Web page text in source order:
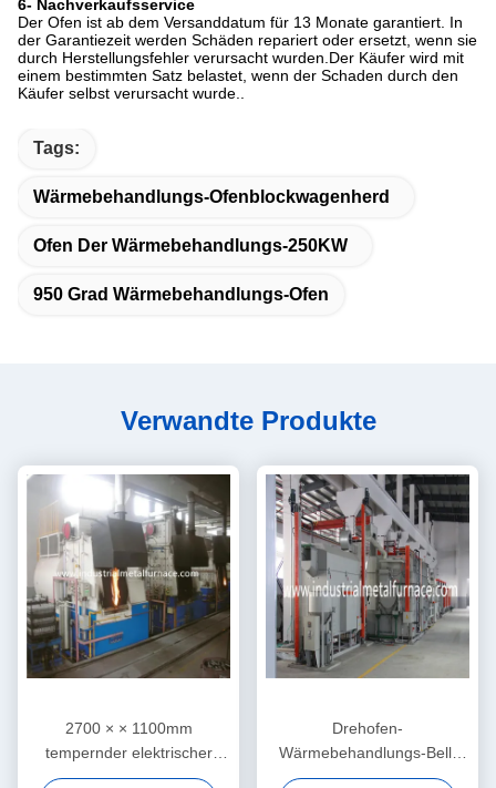
6- Nachverkaufsservice
Der Ofen ist ab dem Versanddatum für 13 Monate garantiert. In
der Garantiezeit werden Schäden repariert oder ersetzt, wenn sie
durch Herstellungsfehler verursacht wurden.Der Käufer wird mit
einem bestimmten Satz belastet, wenn der Schaden durch den
Käufer selbst verursacht wurde..
Tags:
Wärmebehandlungs-Ofenblockwagenherd
Ofen Der Wärmebehandlungs-250KW
950 Grad Wärmebehandlungs-Ofen
Verwandte Produkte
2700 × × 1100mm
tempernder elektrischer
doppelter Aluminiumkopf
Drehofen-
Wärmebehandlungs-Bell-
Ausglühen des widerstand-